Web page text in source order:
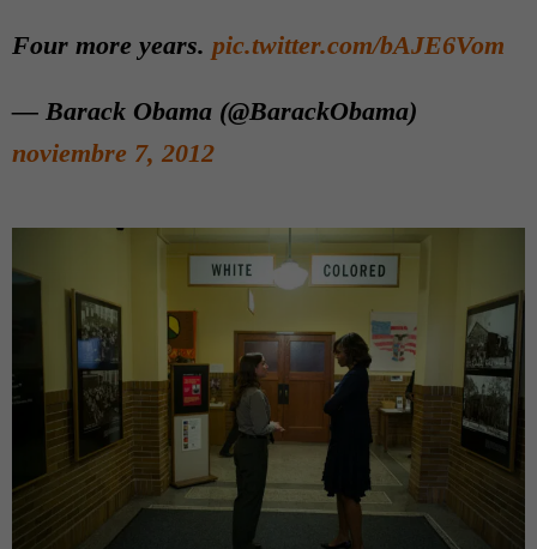
Four more years. pic.twitter.com/bAJE6Vom
— Barack Obama (@BarackObama)
noviembre 7, 2012